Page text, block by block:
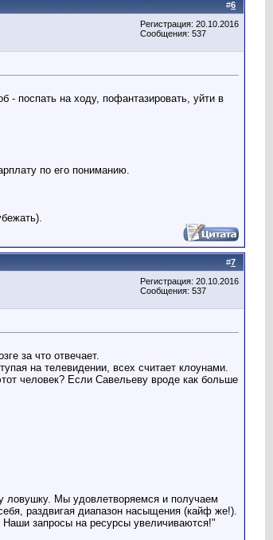
#6
Регистрация: 20.10.2016
Сообщения: 537
- поспать на ходу, пофантазировать, уйти в
по его пониманию.
#7
Регистрация: 20.10.2016
Сообщения: 537
за что отвечает.
на телевидении, всех считает клоунами.
человек? Если Савельеву вроде как больше
ловушку. Мы удовлетворяемся и получаем
раздвигая диапазон насыщения (кайф же!).
Наши запросы на ресурсы увеличиваются!"